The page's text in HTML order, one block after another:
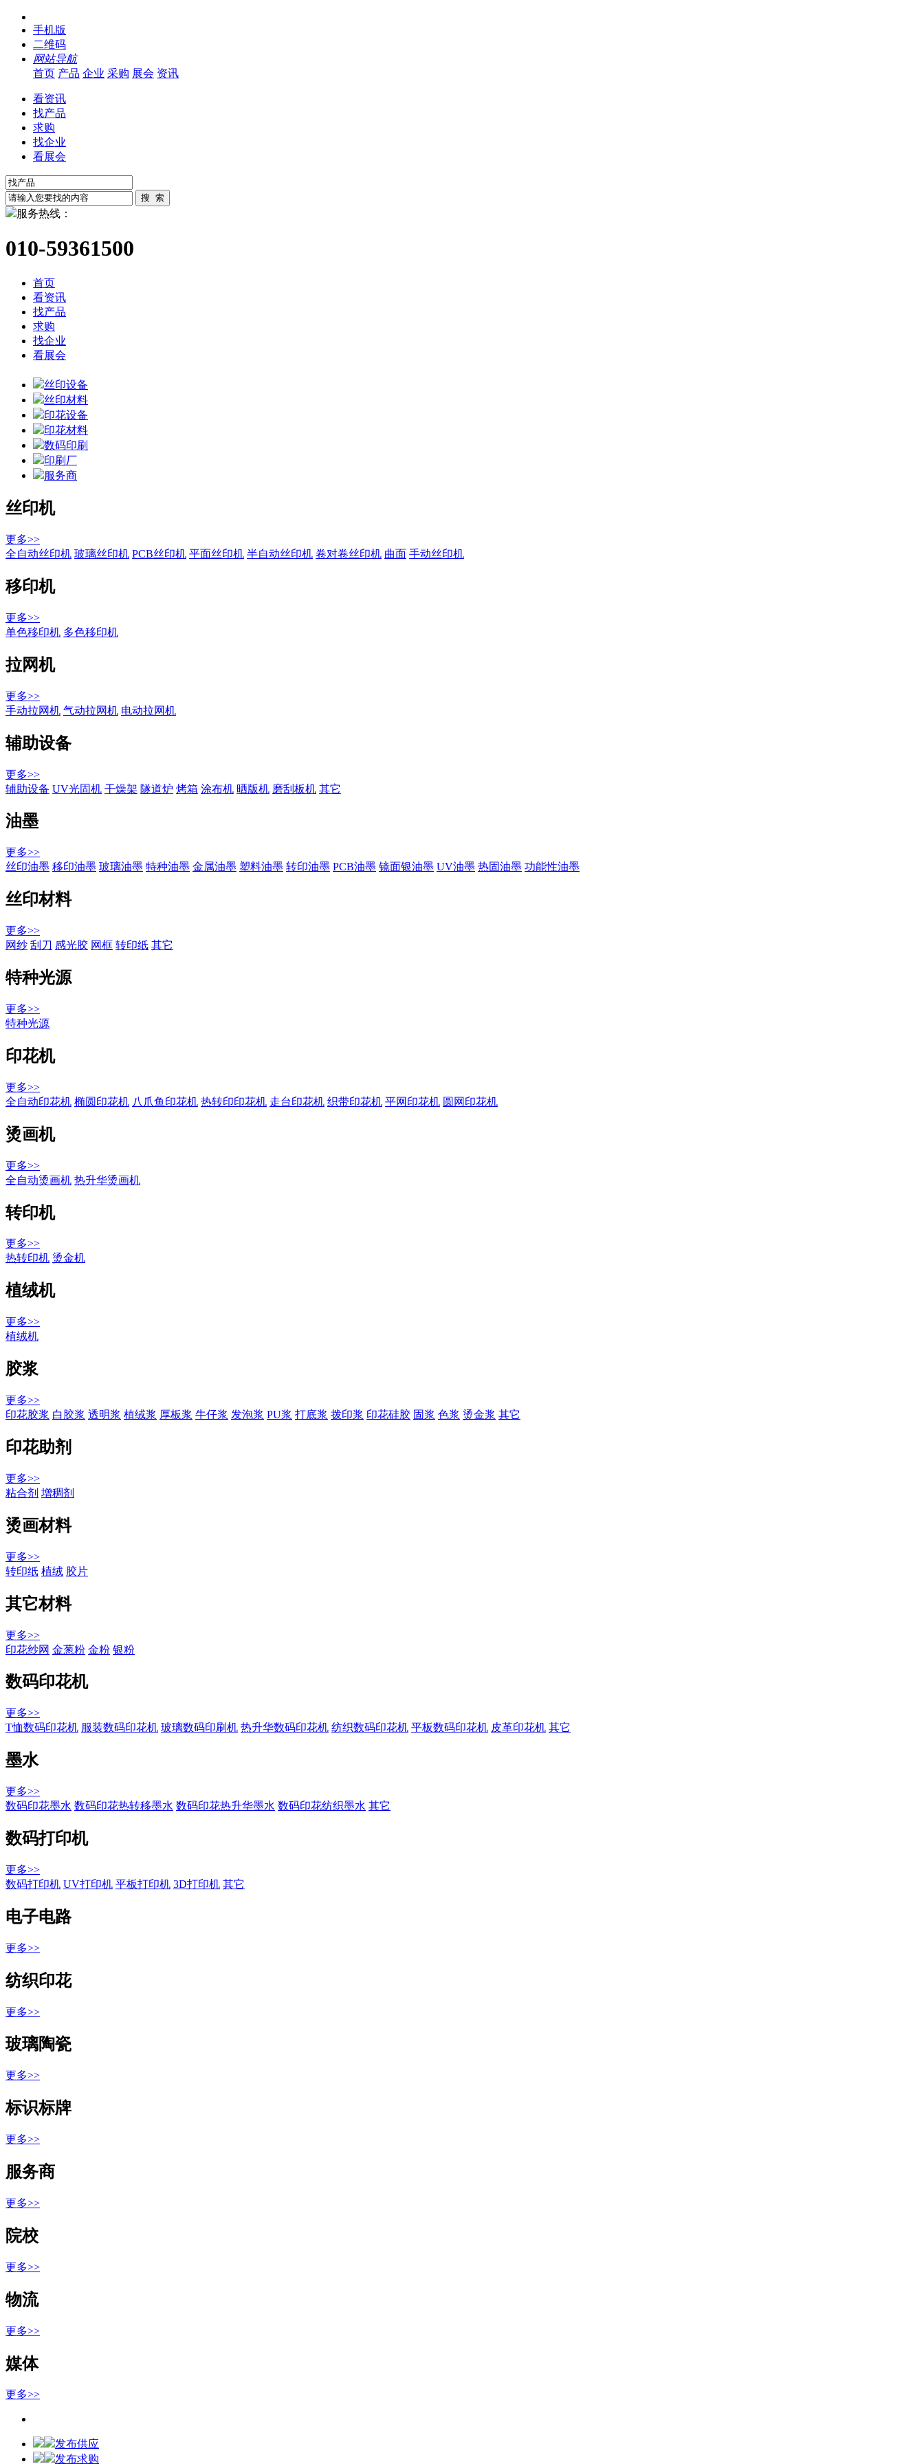
手机版
二维码
网站导航
首页 产品 企业 采购 展会 资讯
看资讯
找产品
求购
找企业
看展会
服务热线：
010-59361500
首页
看资讯
找产品
求购
找企业
看展会
丝印设备
丝印材料
印花设备
印花材料
数码印刷
印刷厂
服务商
丝印机
更多>>
全自动丝印机 玻璃丝印机 PCB丝印机 平面丝印机 半自动丝印机 卷对卷丝印机 曲面 手动丝印机
移印机
更多>>
单色移印机 多色移印机
拉网机
更多>>
手动拉网机 气动拉网机 电动拉网机
辅助设备
更多>>
辅助设备 UV光固机 干燥架 隧道炉 烤箱 涂布机 晒版机 磨刮板机 其它
油墨
更多>>
丝印油墨 移印油墨 玻璃油墨 特种油墨 金属油墨 塑料油墨 转印油墨 PCB油墨 镜面银油墨 UV油墨 热固油墨 功能性油墨
丝印材料
更多>>
网纱 刮刀 感光胶 网框 转印纸 其它
特种光源
更多>>
特种光源
印花机
更多>>
全自动印花机 椭圆印花机 八爪鱼印花机 热转印印花机 走台印花机 织带印花机 平网印花机 圆网印花机
烫画机
更多>>
全自动烫画机 热升华烫画机
转印机
更多>>
热转印机 烫金机
植绒机
更多>>
植绒机
胶浆
更多>>
印花胶浆 白胶浆 透明浆 植绒浆 厚板浆 牛仔浆 发泡浆 PU浆 打底浆 拨印浆 印花硅胶 固浆 色浆 烫金浆 其它
印花助剂
更多>>
粘合剂 增稠剂
烫画材料
更多>>
转印纸 植绒 胶片
其它材料
更多>>
印花纱网 金葱粉 金粉 银粉
数码印花机
更多>>
T恤数码印花机 服装数码印花机 玻璃数码印刷机 热升华数码印花机 纺织数码印花机 平板数码印花机 皮革印花机 其它
墨水
更多>>
数码印花墨水 数码印花热转移墨水 数码印花热升华墨水 数码印花纺织墨水 其它
数码打印机
更多>>
数码打印机 UV打印机 平板打印机 3D打印机 其它
电子电路
更多>>
纺织印花
更多>>
玻璃陶瓷
更多>>
标识标牌
更多>>
服务商
更多>>
院校
更多>>
物流
更多>>
媒体
更多>>
发布供应
发布求购